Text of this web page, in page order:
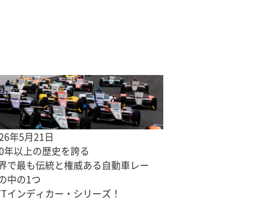
年5月21日
年以上の歴史を誇る
で最も伝統と権威ある自動車レー
中の1つ
インディカー・シリーズ！